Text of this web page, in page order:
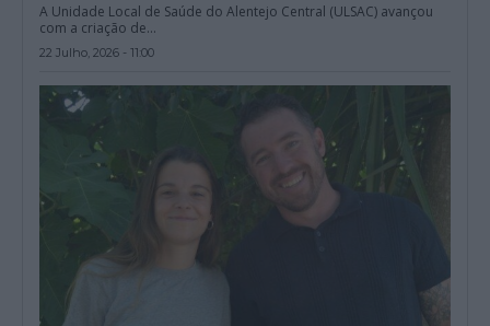
A Unidade Local de Saúde do Alentejo Central (ULSAC) avançou
com a criação de...
22 Julho, 2026 - 11:00